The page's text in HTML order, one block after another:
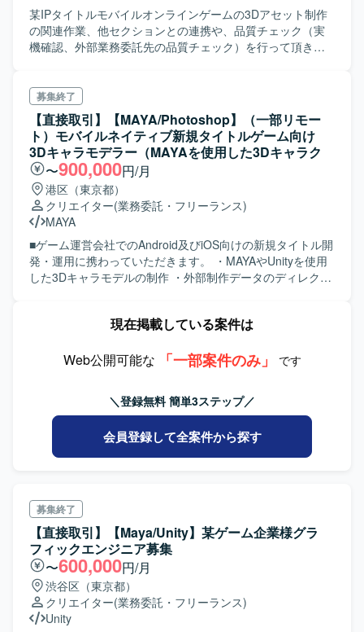
某IPタイトルモバイルオンラインゲームの3Dアセット制作
の関連作業、他セクションとの連携や、品質チェック（実
機確認、外部業務委託先の品質チェック）を行って頂きま
アセット制作、またはそれの業務委託先の品質管理と制作
物のチェック ・版元監修用の資料作成 ・他セクション
用の素材書き出し ・実機に反映させるためのマスタ入力
（Google Spreadsheetを使用） ・Unityへのアセット実装
・担当制作物の実機確認（デバッグ端末を使用）
募集終了
【直接取引】【MAYA/Photoshop】（一部リモー
ト）モバイルネイティブ新規タイトルゲーム向け
3Dキャラモデラー（MAYAを使用した3Dキャラク
〜900,000円/月
港区（東京都）
クリエイター(業務委託・フリーランス)
MAYA
■ゲーム運営会社でのAndroid及びiOS向けの新規タイトル開
発・運用に携わっていただきます。 ・MAYAやUnityを使用
した3Dキャラモデルの制作 ・外部制作データのディレクシ
エンジニア）との仕様に関する意見交換 【業務具体例】 ・
作成 ・3Dモデルセットアップ制作 ・スキニング（可能であ
仕様書作成 ・制作及び外部発注用の仕様（レギュレーショ
ン）作成 ・エンジニアやTAと連携して決定／作成頂きます
・外部協力会社様で制作頂いたデータのディレクション及
現在掲載している案件は
Web公開可能な
「一部案件のみ」 です
＼登録無料 簡単3ステップ／
会員登録して全案件から探す
募集終了
【直接取引】【Maya/Unity】某ゲーム企業様グラ
フィックエンジニア募集
〜600,000円/月
渋谷区（東京都）
クリエイター(業務委託・フリーランス)
Unity